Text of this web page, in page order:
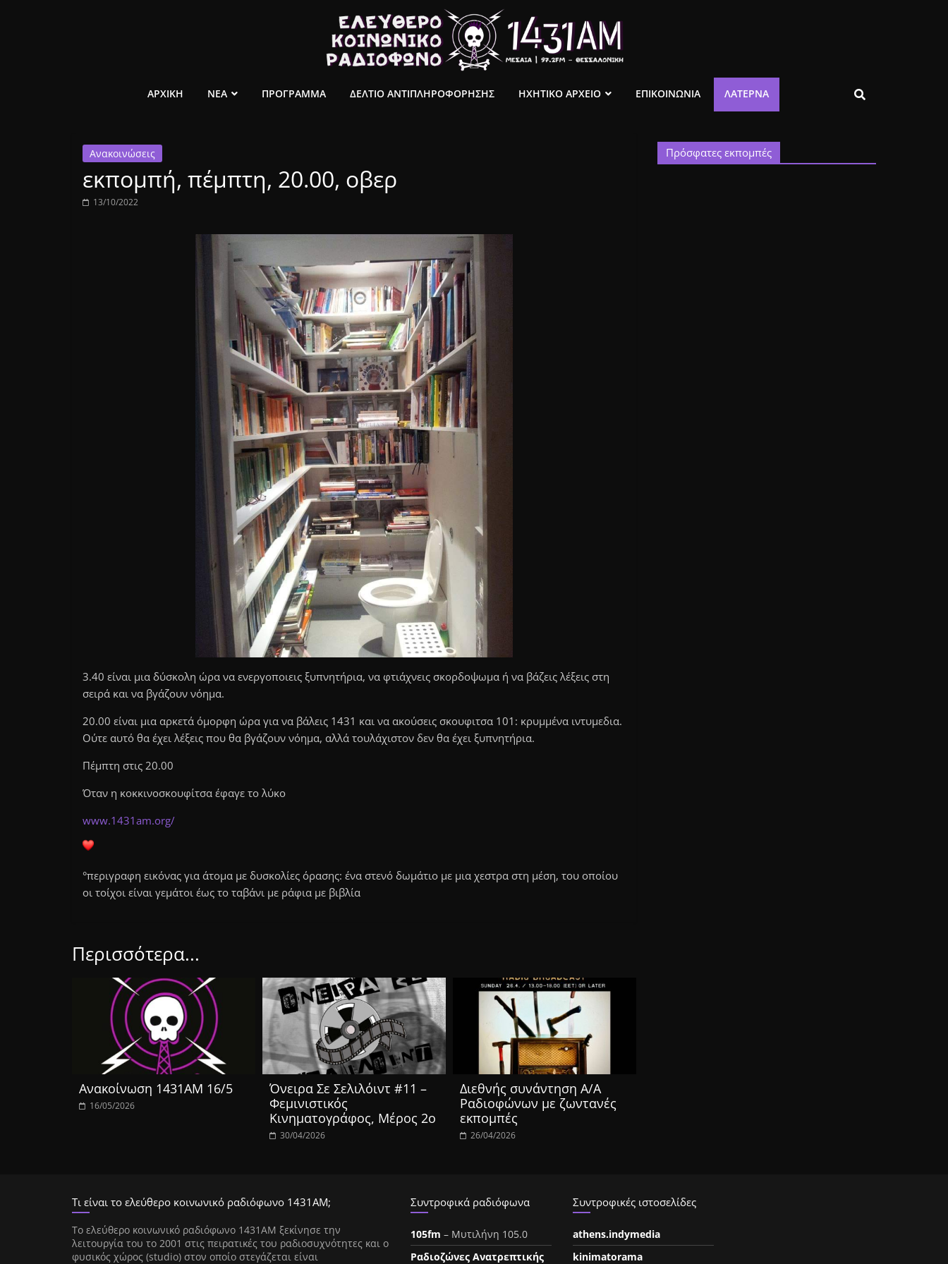
ελεύθερο
ραδιόφωνο
1431AM
ΑΡΧΙΚΗ ΝΕΑ ΠΡΟΓΡΑΜΜΑ ΔΕΛΤΙΟ ΑΝΤΙΠΛΗΡΟΦΟΡΗΣΗΣ ΗΧΗΤΙΚΟ ΑΡΧΕΙΟ ΕΠΙΚΟΙΝΩΝΙΑ ΛΑΤΈΡΝΑ
Ανακοινώσεις
εκπομπή, πέμπτη, 20.00, οβερ
13/10/2022
3.40 είναι μια δύσκολη ώρα να ενεργοποιεις ξυπνητήρια, να φτιάχνεις σκορδοψωμα ή να βάζεις λέξεις στη
σειρά και να βγάζουν νόημα.
20.00 είναι μια αρκετά όμορφη ώρα για να βάλεις 1431 και να ακούσεις σκουφιτσα 101: κρυμμένα ιντυμεδια.
Ούτε αυτό θα έχει λέξεις που θα βγάζουν νόημα, αλλά τουλάχιστον δεν θα έχει ξυπνητήρια.
Πέμπτη στις 20.00
Όταν η κοκκινοσκουφίτσα έφαγε το λύκο
www.1431am.org/
°περιγραφη εικόνας για άτομα με δυσκολίες όρασης: ένα στενό δωμάτιο με μια χεστρα στη μέση, του οποίου
οι τοίχοι είναι γεμάτοι έως το ταβάνι με ράφια με βιβλία
Περισσότερα...
Ανακοίνωση 1431ΑΜ 16/5
16/05/2026
Όνειρα Σε Σελιλόιντ #11 –
Φεμινιστικός
Κινηματογράφος, Μέρος 2ο
30/04/2026
Διεθνής συνάντηση Α/Α
Ραδιοφώνων με ζωντανές
εκπομπές
26/04/2026
Πρόσφατες εκπομπές
Τι είναι το ελεύθερο κοινωνικό ραδιόφωνο 1431ΑΜ;
Tο ελεύθερο κοινωνικό ραδιόφωνο 1431AM ξεκίνησε την
λειτουργία του το 2001 στις πειρατικές του ραδιοσυχνότητες και ο
φυσικός χώρος (studio) στον οποίο στεγάζεται είναι
Συντροφικά ραδιόφωνα
105fm – Μυτιλήνη 105.0
Ραδιοζώνες Ανατρεπτικής
Συντροφικές ιστοσελίδες
athens.indymedia
kinimatorama